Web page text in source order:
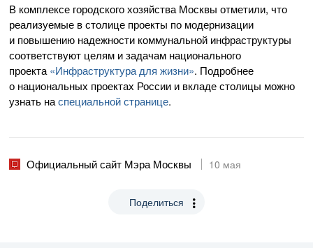
В комплексе городского хозяйства Москвы отметили, что
реализуемые в столице проекты по модернизации
и повышению надежности коммунальной инфраструктуры
соответствуют целям и задачам национального
проекта «Инфраструктура для жизни». Подробнее
о национальных проектах России и вкладе столицы можно
узнать наспециальной странице.
Официальный сайт Мэра Москвы 10 мая
Поделиться